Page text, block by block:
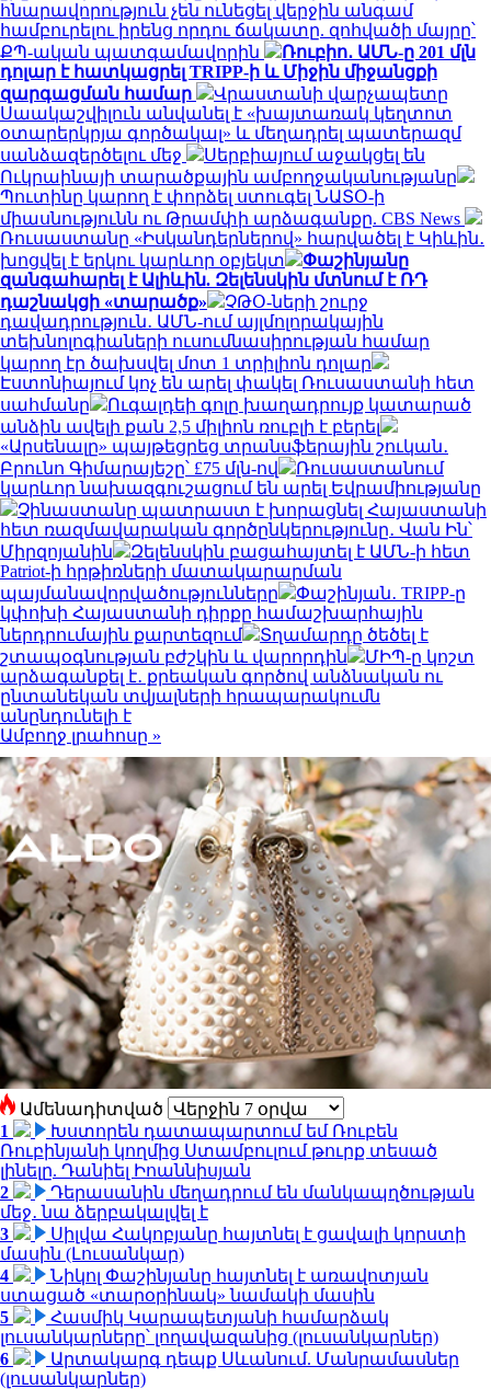
հնարավորություն չեն ունեցել վերջին անգամ
համբուրելու իրենց որդու ճակատը. զոհվածի մայրը՝
ՔՊ-ական պատգամավորին
Ռուբիո․ ԱՄՆ-ը 201 մլն
դոլար է հատկացրել TRIPP-ի և Միջին միջանցքի
զարգացման համար
Վրաստանի վարչապետը
Սաակաշվիլուն անվանել է «խայտառակ կեղտոտ
օտարերկրյա գործակալ» և մեղադրել պատերազմ
սանձազերծելու մեջ
Սերբիայում աջակցել են
Ուկրաինայի տարածքային ամբողջականությանը
Պուտինը կարող է փորձել ստուգել ՆԱՏՕ-ի
միասնությունն ու Թրամփի արձագանքը. CBS News
Ռուսաստանը «Իսկանդերներով» հարվածել է Կիևին․
խոցվել է երկու կարևոր օբյեկտ
Փաշինյանը
զանգահարել է Ալիևին. Զելենսկին մտնում է ՌԴ
դաշնակցի «տարածք»
ՉԹՕ-ների շուրջ
դավադրություն․ ԱՄՆ-ում այլմոլորակային
տեխնոլոգիաների ուսումնասիրության համար
կարող էր ծախսվել մոտ 1 տրիլիոն դոլար
Էստոնիայում կոչ են արել փակել Ռուսաստանի հետ
սահմանը
Ուգալդեի գոլը խաղադրույք կատարած
անձին ավելի քան 2,5 միլիոն ռուբլի է բերել
«Արսենալը» պայթեցրեց տրանսֆերային շուկան․
Բրունո Գիմարայեշը՝ £75 մլն-ով
Ռուսաստանում
կարևոր նախազգուշացում են արել Եվրամիությանը
Չինաստանը պատրաստ է խորացնել Հայաստանի
հետ ռազմավարական գործընկերությունը․ Վան Ին՝
Միրզոյանին
Զելենսկին բացահայտել է ԱՄՆ-ի հետ
Patriot-ի հրթիռների մատակարարման
պայմանավորվածությունները
Փաշինյան․ TRIPP-ը
կփոխի Հայաստանի դիրքը համաշխարհային
ներդրումային քարտեզում
Տղամարդը ծեծել է
շտապօգնության բժշկին և վարորդին
ՄԻՊ-ը կոշտ
արձագանքել է․ քրեական գործով անձնական ու
ընտանեկան տվյալների հրապարակումն
անընդունելի է
Ամբողջ լրահոսը »
Ամենադիտված
1
Խստորեն դատապարտում եմ Ռուբեն
Ռուբինյանի կողմից Ստամբուլում թուրք տեսած
լինելը. Դանիել Իոաննիսյան
2
Դերասանին մեղադրում են մանկապղծության
մեջ․ նա ձերբակալվել է
3
Սիլվա Հակոբյանը հայտնել է ցավալի կորստի
մասին (Լուսանկար)
4
Նիկոլ Փաշինյանը հայտնել է առավոտյան
ստացած «տարօրինակ» նամակի մասին
5
Հասմիկ Կարապետյանի համարձակ
լուսանկարները՝ լողավազանից (լուսանկարներ)
6
Արտակարգ դեպք Սևանում. Մանրամասներ
(լուսանկարներ)